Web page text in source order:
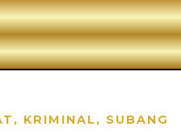
, KRIMINAL, SUBANG